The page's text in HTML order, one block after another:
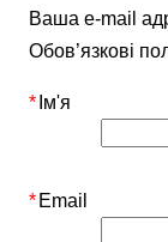
Ваша e-mail
Обов’язкові
Ім'я
*
Email
*